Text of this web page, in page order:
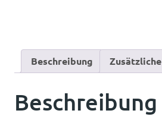
Beschreibung
Beschreibung